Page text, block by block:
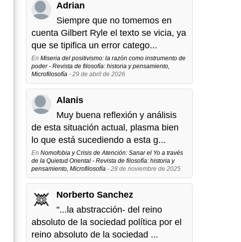
Adrian
Siempre que no tomemos en
cuenta Gilbert Ryle el texto se vicia, ya
que se tipifica un error catego...
En Miseria del positivismo: la razón como instrumento de
poder - Revista de filosofía: historia y pensamiento,
Microfilosofía - 29 de abril de 2026
Alanis
Muy buena reflexión y análisis
de esta situación actual, plasma bien
lo que está sucediendo a esta g...
En Nomofobia y Crisis de Atención: Sanar el Yo a través
de la Quietud Oriental - Revista de filosofía: historia y
pensamiento, Microfilosofía - 28 de noviembre de 2025
Norberto Sanchez
"...la abstracción- del reino
absoluto de la sociedad política por el
reino absoluto de la sociedad ...